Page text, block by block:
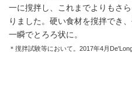
一に撹拌し、これまでよりもさ
りました。硬い食材を撹拌でき
一瞬でとろろ状に。
＊撹拌試験等において。2017年4月